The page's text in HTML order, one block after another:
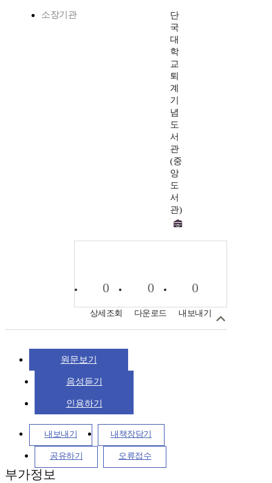
소장기관
단
국
대
학
교
퇴
계
기
념
도
서
관
(중
앙
도
서
관)
0
상세조회
0
다운로드
0
내보내기
원문보기
음성듣기
인용하기
내보내기 내책장담기
공유하기 오류접수
부가정보